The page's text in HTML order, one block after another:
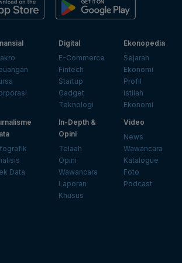
Digital
E-Commerce
Fintech
Startup
Gadget
Teknologi
Ekonopedia
Sejarah
Ekonomi
Profil
Istilah
Ekonomi
Data
In-Depth &
Opini
Telaah
Opini
Wawancara
Laporan
Khusus
Video
News
Wawancara
Katalogue
Foto
Podcast